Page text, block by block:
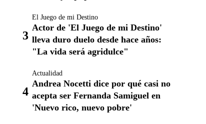
El Juego de mi Destino
Actor de 'El Juego de mi Destino'
lleva duro duelo desde hace años:
"La vida será agridulce"
Actualidad
Andrea Nocetti dice por qué casi no
acepta ser Fernanda Samiguel en
'Nuevo rico, nuevo pobre'